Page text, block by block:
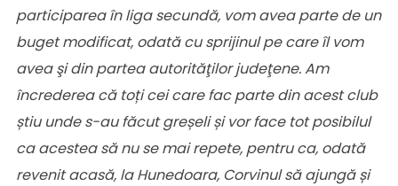
participarea în liga secundă, vom avea parte de un
buget modificat, odată cu sprijinul pe care îl vom
avea şi din partea autorităţilor judeţene. Am
încrederea că toți cei care fac parte din acest club
știu unde s-au făcut greșeli și vor face tot posibilul
ca acestea să nu se mai repete, pentru ca, odată
revenit acasă, la Hunedoara, Corvinul să ajungă și